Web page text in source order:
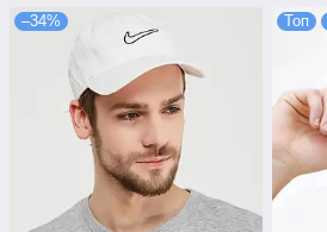
–34% Топ